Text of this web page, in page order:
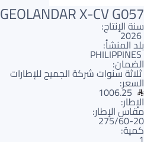
GEOLANDAR X-CV G057
سنة الإنتاج:
2026
بلد المنشأ:
PHILIPPINES
الضمان:
ثلاثة سنوات شركة الجميح للإطارات
السعر:
1006.25
الإطار:
مقاس الإطار:
275/60-20
كمية: